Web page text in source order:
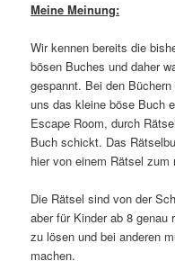
Meine Meinung:
Wir kennen bereits die
bösen Buches und daher
gespannt. Bei den
uns das kleine böse Buch
Escape Room, durch
Buch schickt. Das
hier von einem Rätsel
Die Rätsel sind von der
aber für Kinder ab 8
zu lösen und bei anderen
machen.